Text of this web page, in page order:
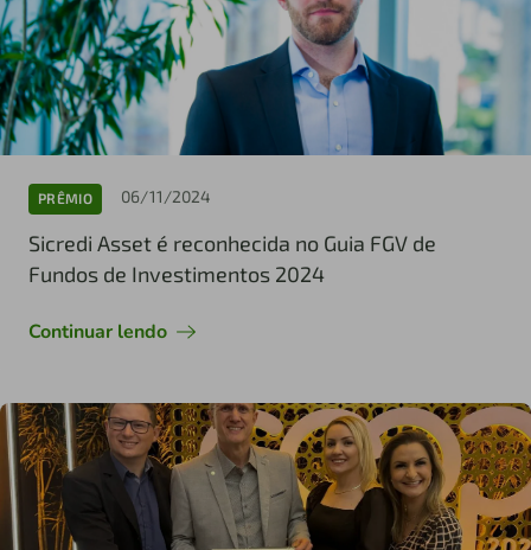
PRÊMIO 06/11/2024
Sicredi Asset é reconhecida no Guia FGV de
Fundos de Investimentos 2024
Continuar lendo